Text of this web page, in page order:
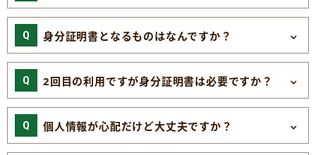
身分証明書となるものはなんですか？
2回目の利用ですが身分証明書は必要ですか？
個人情報が心配だけど大丈夫ですか？